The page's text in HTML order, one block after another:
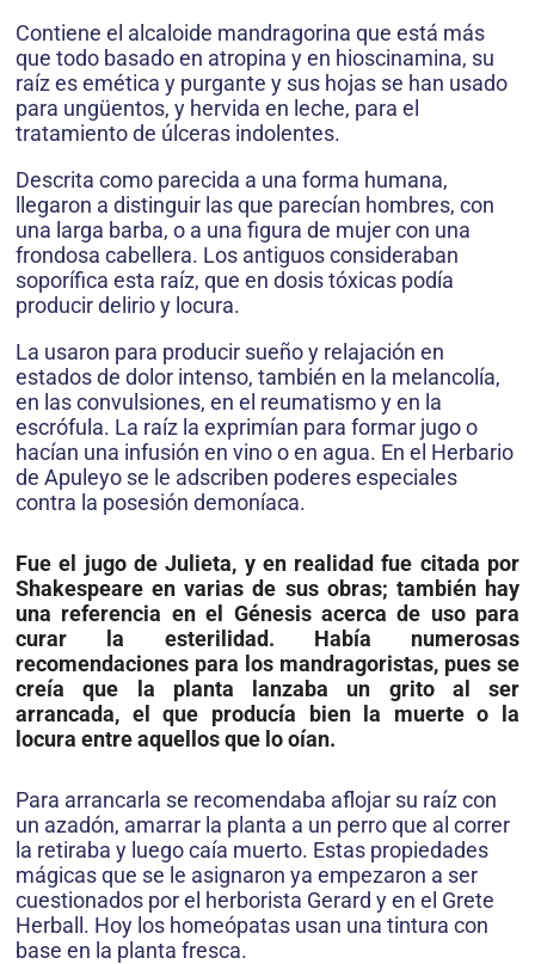
Contiene el alcaloide mandragorina que está más
que todo basado en atropina y en hioscinamina, su
raíz es emética y purgante y sus hojas se han usado
para ungüentos, y hervida en leche, para el
tratamiento de úlceras indolentes.
Descrita como parecida a una forma humana,
llegaron a distinguir las que parecían hombres, con
una larga barba, o a una figura de mujer con una
frondosa cabellera. Los antiguos consideraban
soporífica esta raíz, que en dosis tóxicas podía
producir delirio y locura.
La usaron para producir sueño y relajación en
estados de dolor intenso, también en la melancolía,
en las convulsiones, en el reumatismo y en la
escrófula. La raíz la exprimían para formar jugo o
hacían una infusión en vino o en agua. En el Herbario
de Apuleyo se le adscriben poderes especiales
contra la posesión demoníaca.
Fue el jugo de Julieta, y en realidad fue citada por
Shakespeare en varias de sus obras; también hay
una referencia en el Génesis acerca de uso para
curar la esterilidad. Había numerosas
recomendaciones para los mandragoristas, pues se
creía que la planta lanzaba un grito al ser
arrancada, el que producía bien la muerte o la
locura entre aquellos que lo oían.
Para arrancarla se recomendaba aflojar su raíz con
un azadón, amarrar la planta a un perro que al correr
la retiraba y luego caía muerto. Estas propiedades
mágicas que se le asignaron ya empezaron a ser
cuestionados por el herborista Gerard y en el Grete
Herball. Hoy los homeópatas usan una tintura con
base en la planta fresca.